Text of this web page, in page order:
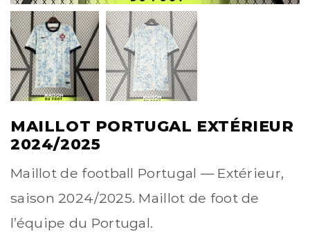
MAILLOT PORTUGAL EXTÉRIEUR
2024/2025
Maillot de football Portugal — Extérieur,
saison 2024/2025. Maillot de foot de
l’équipe du Portugal.